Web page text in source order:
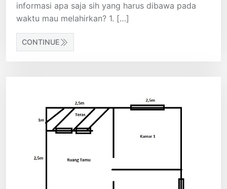
informasi apa saja sih yang harus dibawa pada
waktu mau melahirkan? 1. […]
CONTINUE